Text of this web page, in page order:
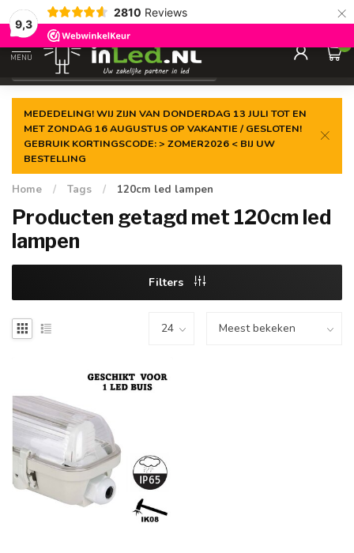
9,3
2810 Reviews ×
Gegarandeerde delaagste prijs
MENU
0
MEDEDELING! WIJ ZIJN VAN DONDERDAG 13 JULI TOT EN
MET ZONDAG 16 AUGUSTUS OP VAKANTIE / GESLOTEN!
GEBRUIK KORTINGSCODE: > ZOMER2026 < BIJ UW
BESTELLING
Home / Tags / 120cm led lampen
Producten getagd met 120cm led
lampen
Filters